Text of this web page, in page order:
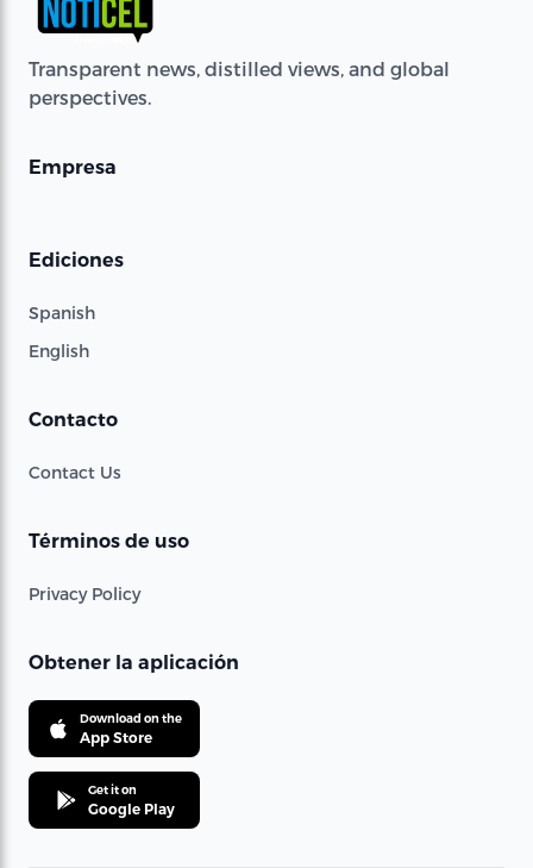
Transparent news, distilled views, and global
perspectives.
Empresa
Ediciones
Spanish
English
Contacto
Contact Us
Términos de uso
Privacy Policy
Obtener la aplicación
Download on the
App Store
Get it on
Google Play